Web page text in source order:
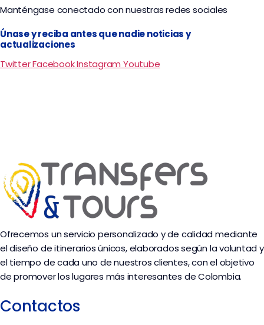
Manténgase conectado con nuestras redes sociales
Únase y reciba antes que nadie noticias y
actualizaciones
TwitterFacebookInstagram Youtube
Ofrecemos un servicio personalizado y de calidad mediante
el diseño de itinerarios únicos, elaborados según la voluntad y
el tiempo de cada uno de nuestros clientes, con el objetivo
de promover los lugares más interesantes de Colombia.
Contactos